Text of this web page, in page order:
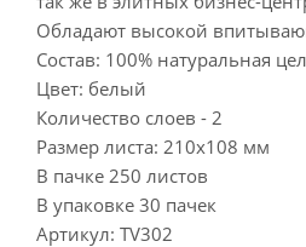
Обладают высокой
Состав: 100% натуральная
Цвет: белый
Количество слоев - 2
Размер листа: 210x108 мм
В пачке 250 листов
В упаковке 30 пачек
Артикул: TV302